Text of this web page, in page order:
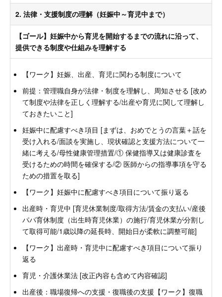
2. 法律・支援制度の理解（妊娠中～育児中まで）
【ゴール】妊娠中から育児を開始するまでの流れに沿って、
提供できる制度や仕組みを理解する
【ワーク】妊娠、出産、育児に関わる制度について
前提：管理職自身が法律・制度を理解し、周知させる [改め
て制度や法律を正しく理解する/出産や育児に関して理解し
ておきたいこと]
妊娠中に配慮すべき項目 [まずは、おめでとうの言葉＋話を
受け入れる/面談を実施し、現状確認と支援方法について一
緒に考える/母性健康管理措置/① 保健指導又は健康診査を
受けるための時間を確保する/② 医師からの指導事項を守る
ための措置を取る]
【ワーク】妊娠中に配慮すべき項目について振り返る
出産時・育児中 [育児休業制度/取得方法/賃金の支払い/産後
パパ育休制度（出生時育児休業）の施行/育児休業が分割し
て取得可能/1歳以降の延長時、開始日が柔軟に調整可能]
【ワーク】出産時・育児中に配慮すべき項目について振り
返る
育児・介護休業法 [改正内容も含めて内容確認]
出産後：職場復帰への支援・復職後の支援【ワーク】復職